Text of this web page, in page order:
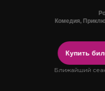
Комедия,
Купить
Ближайший